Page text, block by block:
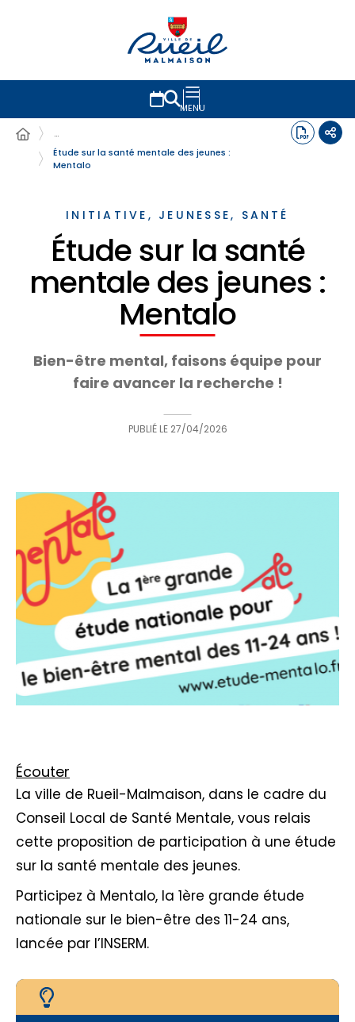
MENU
…
Étude sur la santé mentale des jeunes :
Mentalo
INITIATIVE, JEUNESSE, SANTÉ
Étude sur la santé
mentale des jeunes :
Mentalo
Bien-être mental, faisons équipe pour
faire avancer la recherche !
PUBLIÉ LE 27/04/2026
Écouter
La ville de Rueil-Malmaison, dans le cadre du
Conseil Local de Santé Mentale, vous relais
cette proposition de participation à une étude
sur la santé mentale des jeunes.
Participez à Mentalo, la 1ère grande étude
nationale sur le bien-être des 11-24 ans,
lancée par l’INSERM.